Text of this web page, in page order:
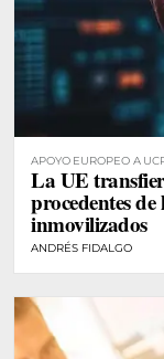
APOYO EUROPEO A
La UE
procedentes de
inmovilizados
ANDRÉS FIDALGO